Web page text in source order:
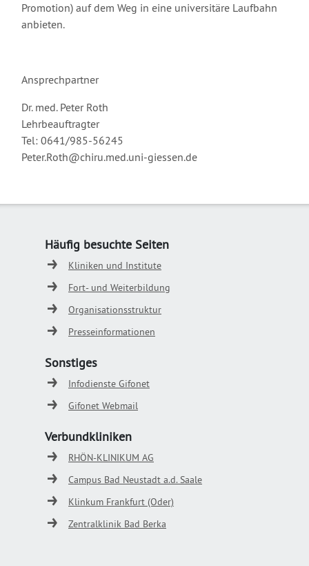
Promotion) auf dem Weg in eine universitäre Laufbahn
anbieten.
Ansprechpartner
Dr. med. Peter Roth
Lehrbeauftragter
Tel: 0641/985-56245
Peter.Roth@chiru.med.uni-giessen.de
Häufig besuchte Seiten
Kliniken und Institute
Fort- und Weiterbildung
Organisationsstruktur
Presseinformationen
Sonstiges
Infodienste Gifonet
Gifonet Webmail
Verbundkliniken
RHÖN-KLINIKUM AG
Campus Bad Neustadt a.d. Saale
Klinkum Frankfurt (Oder)
Zentralklinik Bad Berka